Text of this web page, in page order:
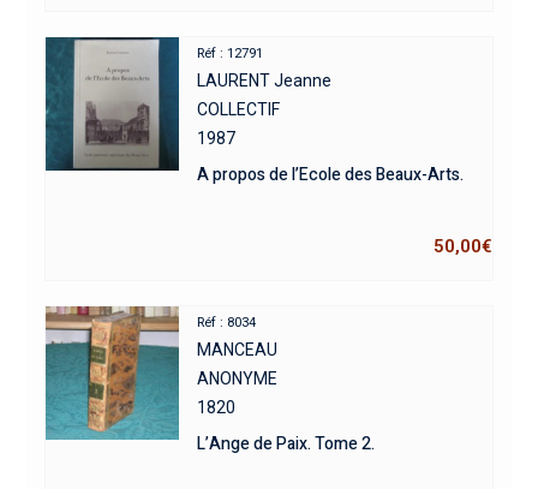
Réf : 12791
LAURENT Jeanne
COLLECTIF
1987
A propos de l’Ecole des Beaux-Arts.
50,00€
Réf : 8034
MANCEAU
ANONYME
1820
L’Ange de Paix. Tome 2.